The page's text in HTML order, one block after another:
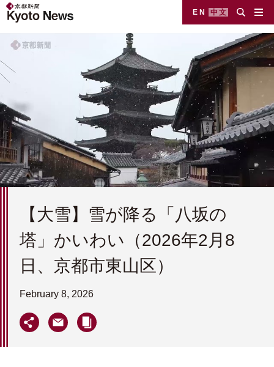
EN 中文
【大雪】雪が降る「八坂の
塔」かいわい（2026年2月8
日、京都市東山区）
February 8, 2026